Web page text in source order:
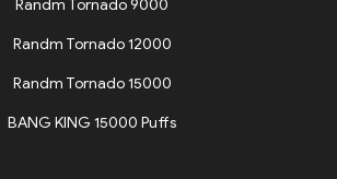
Randm Tornado 9000
Randm Tornado 12000
Randm Tornado 15000
BANG KING 15000 Puffs